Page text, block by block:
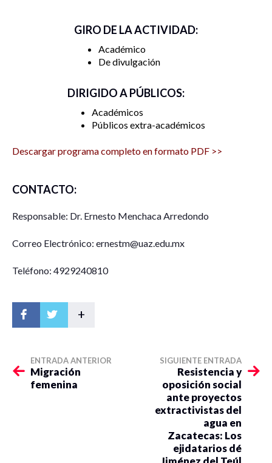
GIRO DE LA ACTIVIDAD:
Académico
De divulgación
DIRIGIDO A PÚBLICOS:
Académicos
Públicos extra-académicos
Descargar programa completo en formato PDF >>
CONTACTO:
Responsable: Dr. Ernesto Menchaca Arredondo
Correo Electrónico: ernestm@uaz.edu.mx
Teléfono: 4929240810
+
ENTRADA ANTERIOR
Migración
femenina
SIGUIENTE ENTRADA
Resistencia y
oposición social
ante proyectos
extractivistas del
agua en
Zacatecas: Los
ejidatarios dé